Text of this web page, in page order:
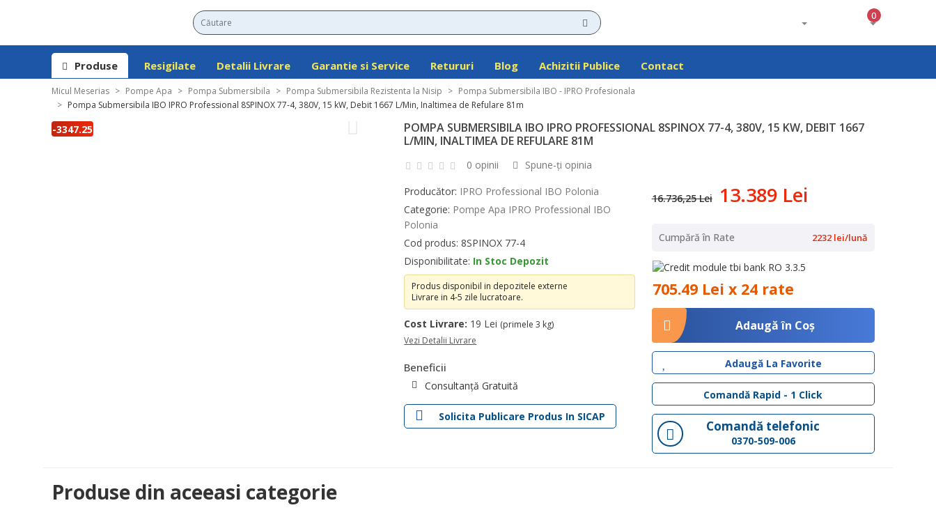
0
Produse Resigilate Detalii Livrare Garantie si Service Retururi Blog Achizitii Publice Contact
Micul Meserias Pompe Apa Pompa Submersibila Pompa Submersibila Rezistenta la Nisip
Pompa Submersibila IBO - IPRO Profesionala
Pompa Submersibila IBO IPRO Professional 8SPINOX 77-4, 380V, 15 kW, Debit 1667 L/Min, Inaltimea de Refulare 81m
-3347.25
POMPA SUBMERSIBILA IBO IPRO PROFESSIONAL 8SPINOX 77-4, 380V, 15 KW, DEBIT 1667
L/MIN, INALTIMEA DE REFULARE 81M
0 opinii
Spune-ţi opinia
Producător: IPRO Professional IBO Polonia
Categorie: Pompe Apa IPRO Professional IBO
Polonia
Cod produs: 8SPINOX 77-4
Disponibilitate: In Stoc Depozit
Produs disponibil in depozitele externe
Livrare in 4-5 zile lucratoare.
Cost Livrare: 19 Lei (primele 3 kg)
Vezi Detalii Livrare
Beneficii
Consultanță Gratuită
Solicita Publicare Produs In SICAP
16.736,25 Lei 13.389 Lei
Cumpără în Rate 2232 lei/lună
705.49 Lei x 24 rate
Adaugă în Coş
Adaugă La Favorite
Comandă Rapid - 1 Click
Comandă telefonic
0370-509-006
Produse din aceeasi categorie